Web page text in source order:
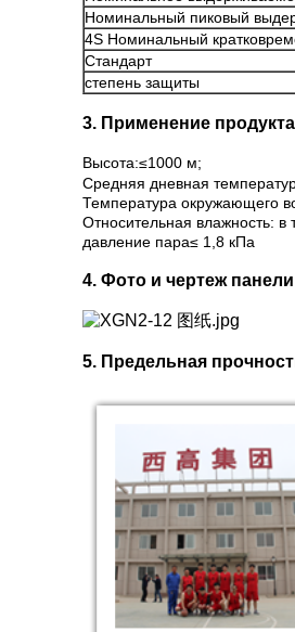
Номинальный пиковый
4S Номинальный
Стандарт
степень защиты
3. Применение
Высота:≤1000 м;
Средняя дневная
Температура окружающего
Относительная влажность:
давление пара≤ 1,8 кПа
4. Фото и чертеж
5. Предельная